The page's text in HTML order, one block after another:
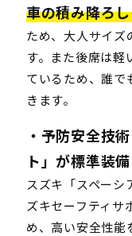
車の積み降ろ
ため、大人サイズ
す。また後席は軽
ているため、誰で
きます。
・予防安全技
ト」が標準装備
スズキ「スペーシ
ズキセーフティサ
め、高い安全性能